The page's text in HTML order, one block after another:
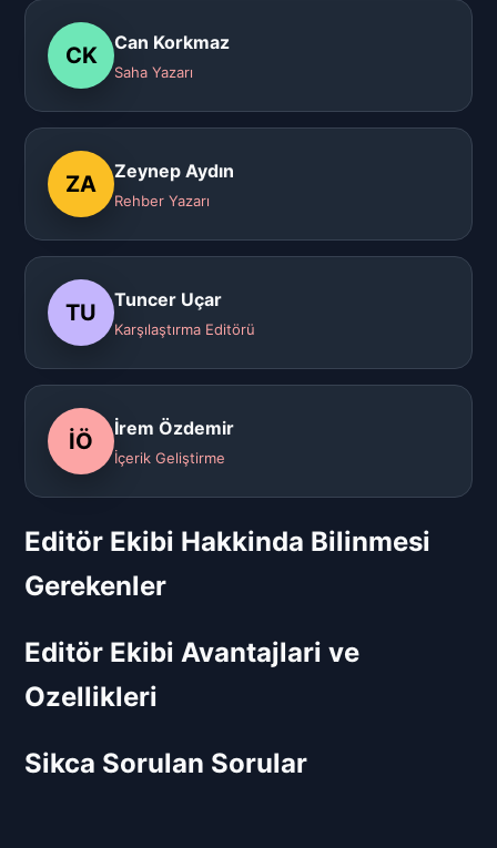
CK
Can Korkmaz
Saha Yazarı
ZA
Zeynep Aydın
Rehber Yazarı
TU
Tuncer Uçar
Karşılaştırma Editörü
İÖ
İrem Özdemir
İçerik Geliştirme
Editör Ekibi Hakkinda Bilinmesi
Gerekenler
Editör Ekibi Avantajlari ve
Ozellikleri
Sikca Sorulan Sorular